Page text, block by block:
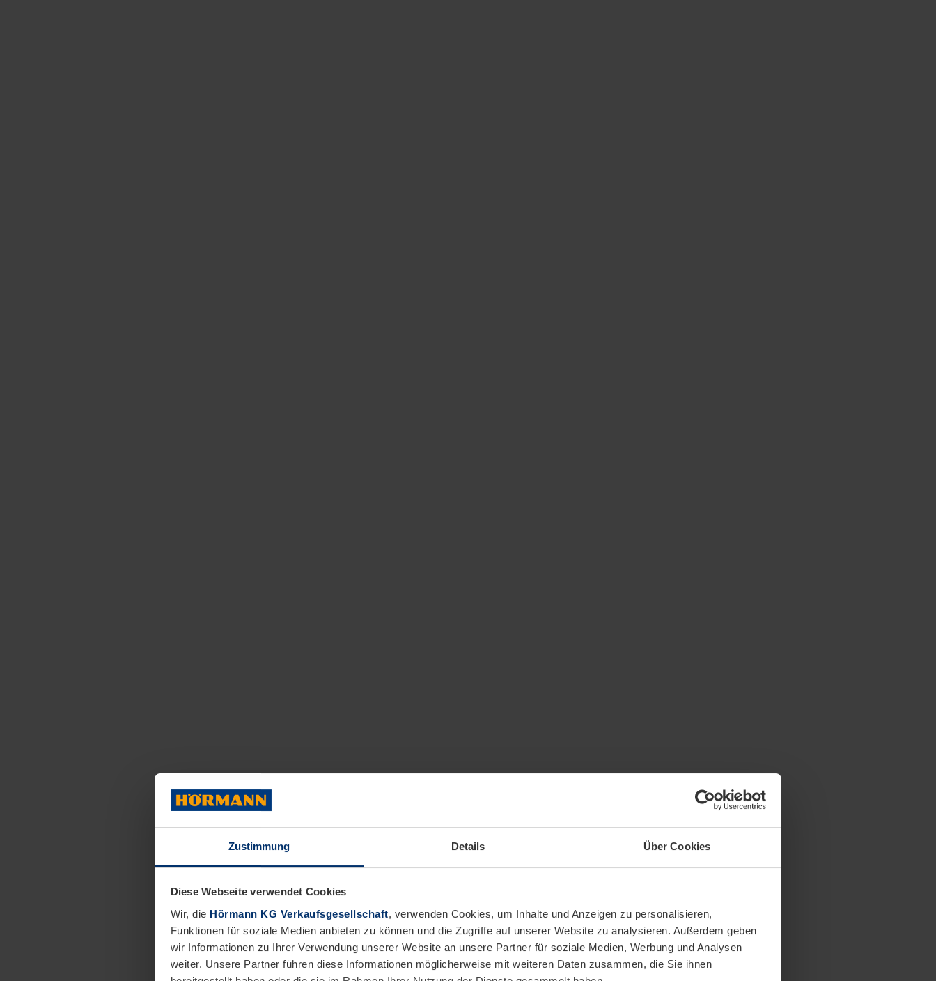
Zustimmung Details Über Cookies
Diese Webseite verwendet Cookies
Wir, die Hörmann KG Verkaufsgesellschaft, verwenden Cookies, um Inhalte und Anzeigen zu personalisieren,
Funktionen für soziale Medien anbieten zu können und die Zugriffe auf unserer Website zu analysieren. Außerdem geben
wir Informationen zu Ihrer Verwendung unserer Website an unsere Partner für soziale Medien, Werbung und Analysen
weiter. Unsere Partner führen diese Informationen möglicherweise mit weiteren Daten zusammen, die Sie ihnen